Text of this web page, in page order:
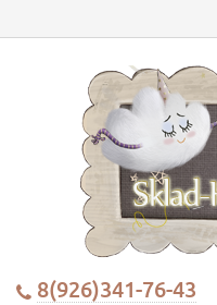
8(926)341-76-43